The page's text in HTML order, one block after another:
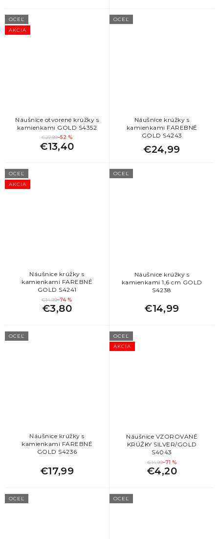
AKCIA
OCEĽ
Náušnice otvorené krúžky s
kamienkami GOLD S4352
€27,99–52 %
€13,40
OCEĽ
Náušnice krúžky s
kamienkami FAREBNÉ
GOLD S4243
€24,99
AKCIA
OCEĽ
Náušnice krúžky s
kamienkami FAREBNÉ
GOLD S4241
€14,99–74 %
€3,80
OCEĽ
Náušnice krúžky s
kamienkami 1,6 cm GOLD
S4238
€14,99
OCEĽ
Náušnice krúžky s
kamienkami FAREBNÉ
GOLD S4236
€17,99
AKCIA
OCEĽ
Náušnice VZOROVANÉ
KRÚŽKY SILVER/GOLD
S4043
€14,99–71 %
€4,20
OCEĽ OCEĽ